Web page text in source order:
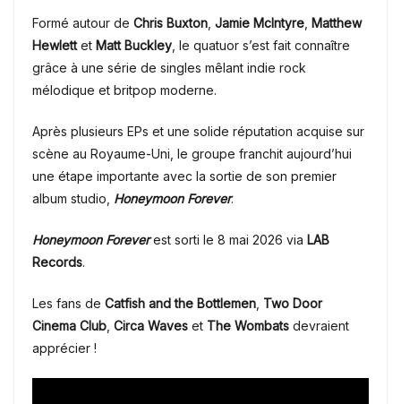
Formé autour de Chris Buxton Jamie McIntyre Matthew
Hewlettet Matt Buckley , le quatuor s’est fait connaître
grâce à une série de singles mêlant indie rock
mélodique et britpop moderne.
Après plusieurs EPs et une solide réputation acquise sur
scène au Royaume-Uni, le groupe franchit aujourd’hui
une étape importante avec la sortie de son premier
album studio, Honeymoon Forever.
Honeymoon Foreverest sorti le 8 mai 2026 via LAB
Records.
Les fans de Catfish and the Bottlemen Two Door
Cinema Club Circa Waves et The Wombats devraient
apprécier !